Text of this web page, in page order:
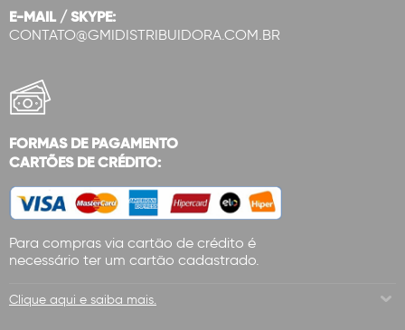
E-MAIL / SKYPE:
CONTATO@GMIDISTRIBUIDORA.COM.BR
FORMAS DE PAGAMENTO
CARTÕES DE CRÉDITO:
Para compras via cartão de crédito é
necessário ter um cartão cadastrado.
Clique aqui e saiba mais.